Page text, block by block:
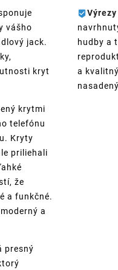
vášho
jack.
kryt
krytmi
telefónu
Kryty
priliehali
že
a funkčné.
a
presný
hudby a
a